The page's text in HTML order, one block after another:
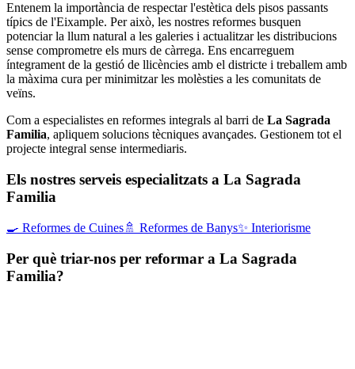
Entenem la importància de respectar l'estètica dels pisos passants
típics de l'Eixample. Per això, les nostres reformes busquen
potenciar la llum natural a les galeries i actualitzar les distribucions
sense comprometre els murs de càrrega. Ens encarreguem
íntegrament de la gestió de llicències amb el districte i treballem amb
la màxima cura per minimitzar les molèsties a les comunitats de
veïns.
Com a especialistes en reformes integrals al barri de La Sagrada
Familia, apliquem solucions tècniques avançades. Gestionem tot el
projecte integral sense intermediaris.
Els nostres serveis especialitzats a La Sagrada
Familia
🍳 Reformes de Cuines🚿 Reformes de Banys✨ Interiorisme
Per què triar-nos per reformar a La Sagrada
Familia?